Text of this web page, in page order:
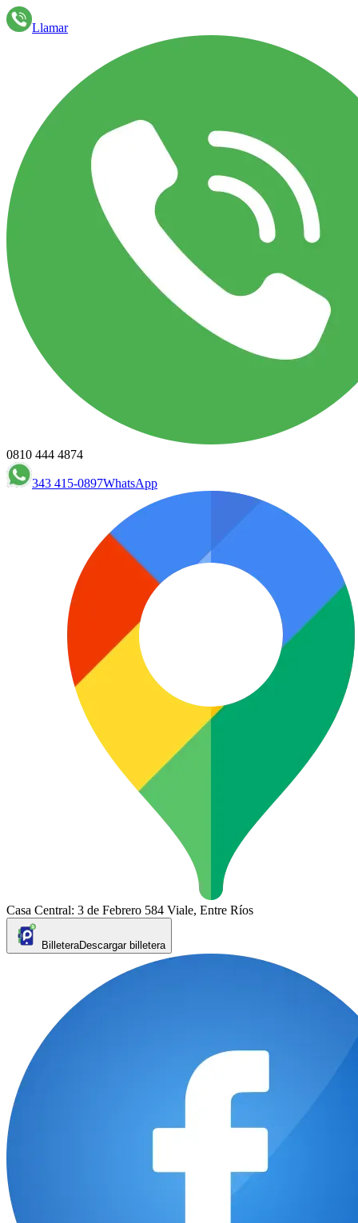
Llamar
0810 444 4874
343 415-0897WhatsApp
Casa Central: 3 de Febrero 584 Viale, Entre Ríos
BilleteraDescargar billetera